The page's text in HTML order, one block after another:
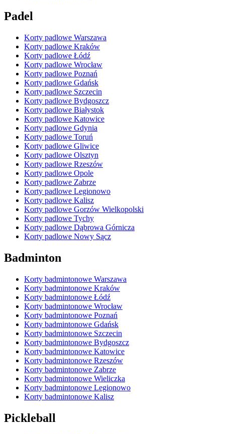
Padel
Korty padlowe Warszawa
Korty padlowe Kraków
Korty padlowe Łódź
Korty padlowe Wrocław
Korty padlowe Poznań
Korty padlowe Gdańsk
Korty padlowe Szczecin
Korty padlowe Bydgoszcz
Korty padlowe Białystok
Korty padlowe Katowice
Korty padlowe Gdynia
Korty padlowe Toruń
Korty padlowe Gliwice
Korty padlowe Olsztyn
Korty padlowe Rzeszów
Korty padlowe Opole
Korty padlowe Zabrze
Korty padlowe Legionowo
Korty padlowe Kalisz
Korty padlowe Gorzów Wielkopolski
Korty padlowe Tychy
Korty padlowe Dąbrowa Górnicza
Korty padlowe Nowy Sącz
Badminton
Korty badmintonowe Warszawa
Korty badmintonowe Kraków
Korty badmintonowe Łódź
Korty badmintonowe Wrocław
Korty badmintonowe Poznań
Korty badmintonowe Gdańsk
Korty badmintonowe Szczecin
Korty badmintonowe Bydgoszcz
Korty badmintonowe Katowice
Korty badmintonowe Rzeszów
Korty badmintonowe Zabrze
Korty badmintonowe Wieliczka
Korty badmintonowe Legionowo
Korty badmintonowe Kalisz
Pickleball